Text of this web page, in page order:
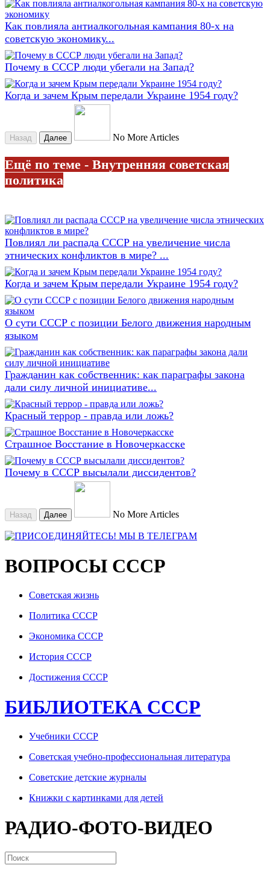
Как повлияла антиалкогольная кампания 80-х на
советскую экономику...
Почему в СССР люди убегали на Запад?
Когда и зачем Крым передали Украине 1954 году?
Назад Далее No More Articles
Ещё по теме - Внутренняя советская
политика
Повлиял ли распада СССР на увеличение числа
этнических конфликтов в мире? ...
Когда и зачем Крым передали Украине 1954 году?
О сути СССР с позиции Белого движения народным
языком
Гражданин как собственник: как параграфы закона
дали силу личной инициативе...
Красный террор - правда или ложь?
Страшное Восстание в Новочеркасске
Почему в СССР высылали диссидентов?
Назад Далее No More Articles
ВОПРОСЫ СССР
Советская жизнь
Политика СССР
Экономика СССР
История СССР
Достижения СССР
БИБЛИОТЕКА СССР
Учебники СССР
Советская учебно-профессиональная литература
Советские детские журналы
Книжки с картинками для детей
РАДИО-ФОТО-ВИДЕО